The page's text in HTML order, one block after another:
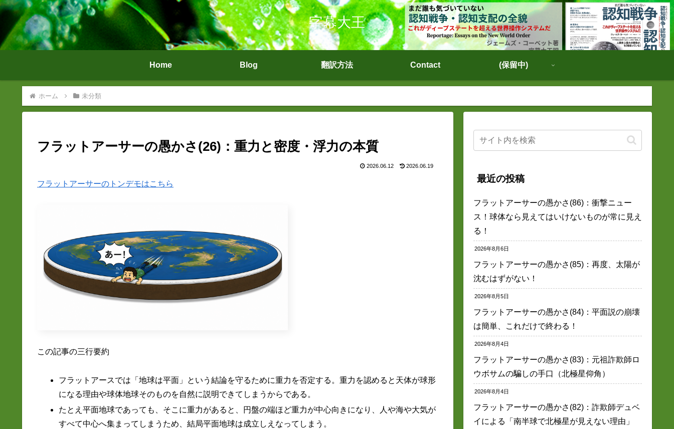
字幕大王
Home Blog 翻訳方法 Contact (保留中)
ホーム 未分類
フラットアーサーの愚かさ(26)：重力と密度・浮力の本質
2026.06.12 2026.06.19
フラットアーサーのトンデモはこちら
この記事の三行要約
フラットアースでは「地球は平面」という結論を守るために重力を否定する。重力を認めると天体が球形
になる理由や球体地球そのものを自然に説明できてしまうからである。
たとえ平面地球であっても、そこに重力があると、円盤の端ほど重力が中心向きになり、人や海や大気が
すべて中心へ集まってしまうため、結局平面地球は成立しえなってしまう。
最近の投稿
フラットアーサーの愚かさ(86)：衝撃ニュー
ス！球体なら見えてはいけないものが常に見え
る！
2026年8月6日
フラットアーサーの愚かさ(85)：再度、太陽が
沈むはずがない！
2026年8月5日
フラットアーサーの愚かさ(84)：平面説の崩壊
は簡単、これだけで終わる！
2026年8月4日
フラットアーサーの愚かさ(83)：元祖詐欺師ロ
ウボサムの騙しの手口（北極星仰角）
2026年8月4日
フラットアーサーの愚かさ(82)：詐欺師デュベ
イによる「南半球で北極星が見えない理由」